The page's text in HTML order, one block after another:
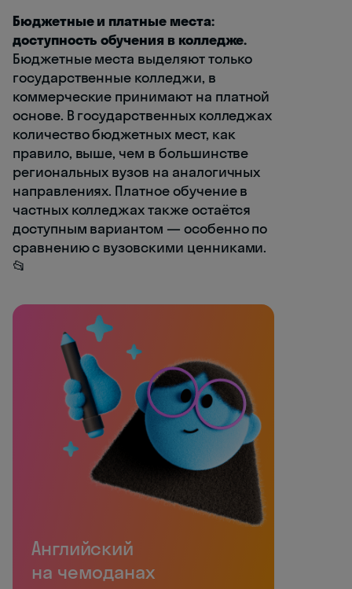
Бюджетные и платные места:
доступность обучения в колледже.
Бюджетные места выделяют только
государственные колледжи, в
коммерческие принимают на платной
основе. В государственных колледжах
количество бюджетных мест, как
правило, выше, чем в большинстве
региональных вузов на аналогичных
направлениях. Платное обучение в
частных колледжах также остаётся
доступным вариантом — особенно по
сравнению с вузовскими ценниками.
📂
Английский
на чемоданах